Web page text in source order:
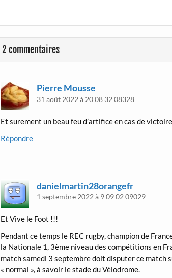
2 commentaires
Pierre Mousse
31 août 2022 à 20 08 32 08328
Et surement un beau feu d’artifice en cas de
Répondre
danielmartin28orangefr
1 septembre 2022 à 9 09 02 09029
Et Vive le Foot !!!
Pendant ce temps le REC rugby, champion de
la Nationale 1, 3ème niveau des compétitions en
match samedi 3 septembre doit disputer ce
« normal », à savoir le stade du Vélodrome.